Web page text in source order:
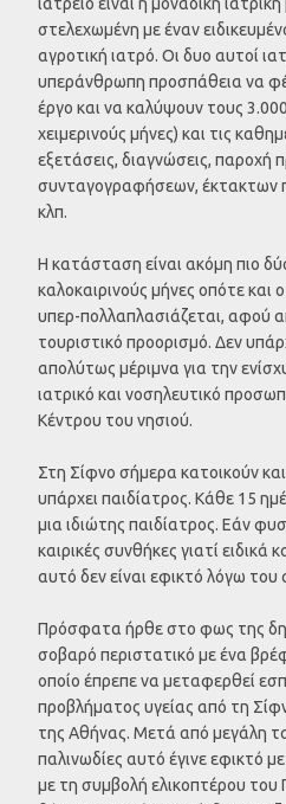
στελεχωμένη με έναν
αγροτική ιατρό. Οι δυο αυτοί
υπεράνθρωπη προσπάθεια να
έργο και να καλύψουν τους
χειμερινούς μήνες) και τις
εξετάσεις, διαγνώσεις, παροχή
συνταγογραφήσεων, έκτακτων
κλπ.
Η κατάσταση είναι ακόμη πιο
καλοκαιρινούς μήνες οπότε και
υπερ-πολλαπλασιάζεται, αφού
τουριστικό προορισμό. Δεν
απολύτως μέριμνα για την
ιατρικό και νοσηλευτικό
Κέντρου του νησιού.
Στη Σίφνο σήμερα κατοικούν
υπάρχει παιδίατρος. Κάθε 15
μια ιδιώτης παιδίατρος. Εάν
καιρικές συνθήκες γιατί ειδικά
αυτό δεν είναι εφικτό λόγω
Πρόσφατα ήρθε στο φως της
σοβαρό περιστατικό με ένα
οποίο έπρεπε να μεταφερθεί
προβλήματος υγείας από τη
της Αθήνας. Μετά από μεγάλη
παλινωδίες αυτό έγινε εφικτό
με τη συμβολή ελικοπτέρου του